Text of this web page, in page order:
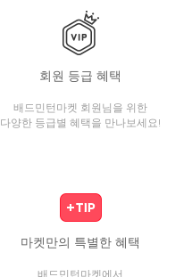
회원 등급 혜택
배드민턴마켓 회원님을 위한
다양한 등급별 혜택을 만나보세요!
마켓만의 특별한 혜택
배드민턴마켓에서